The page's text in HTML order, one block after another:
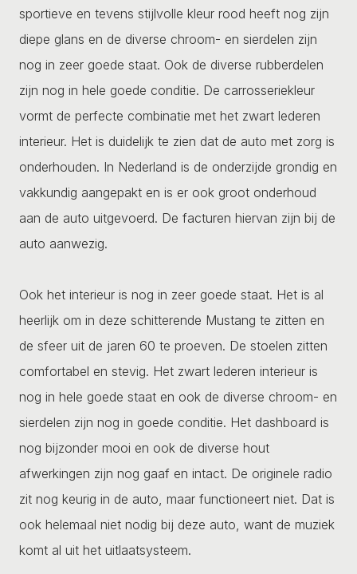
sportieve en tevens stijlvolle kleur rood heeft nog zijn
diepe glans en de diverse chroom- en sierdelen zijn
nog in zeer goede staat. Ook de diverse rubberdelen
zijn nog in hele goede conditie. De carrosseriekleur
vormt de perfecte combinatie met het zwart lederen
interieur. Het is duidelijk te zien dat de auto met zorg is
onderhouden. In Nederland is de onderzijde grondig en
vakkundig aangepakt en is er ook groot onderhoud
aan de auto uitgevoerd. De facturen hiervan zijn bij de
auto aanwezig.
Ook het interieur is nog in zeer goede staat. Het is al
heerlijk om in deze schitterende Mustang te zitten en
de sfeer uit de jaren 60 te proeven. De stoelen zitten
comfortabel en stevig. Het zwart lederen interieur is
nog in hele goede staat en ook de diverse chroom- en
sierdelen zijn nog in goede conditie. Het dashboard is
nog bijzonder mooi en ook de diverse hout
afwerkingen zijn nog gaaf en intact. De originele radio
zit nog keurig in de auto, maar functioneert niet. Dat is
ook helemaal niet nodig bij deze auto, want de muziek
komt al uit het uitlaatsysteem.